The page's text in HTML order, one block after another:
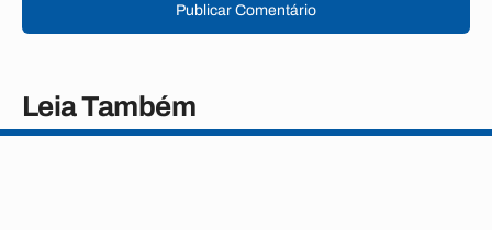
Publicar Comentário
Leia Também